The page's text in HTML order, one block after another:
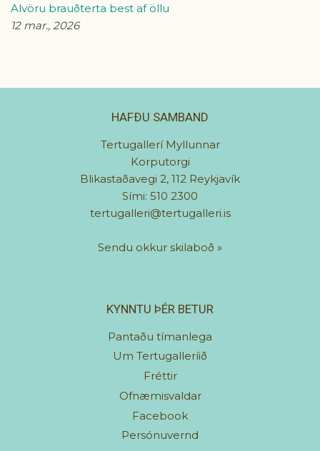
Alvöru brauðterta best af öllu
12 mar., 2026
HAFÐU SAMBAND
Tertugallerí Myllunnar
Korputorgi
Blikastaðavegi 2, 112 Reykjavík
Sími: 510 2300
tertugalleri@tertugalleri.is
Sendu okkur skilaboð »
KYNNTU ÞÉR BETUR
Pantaðu tímanlega
Um Tertugalleríið
Fréttir
Ofnæmisvaldar
Facebook
Persónuvernd